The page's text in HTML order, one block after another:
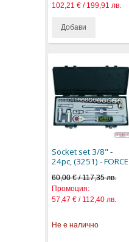
102,21 € / 199,91 лв.
Добави
Socket set 3/8" -
24pc, (3251) - FORCE
60,00 € / 117,35 лв.
Промоция:
57,47 € / 112,40 лв.
Не е налично